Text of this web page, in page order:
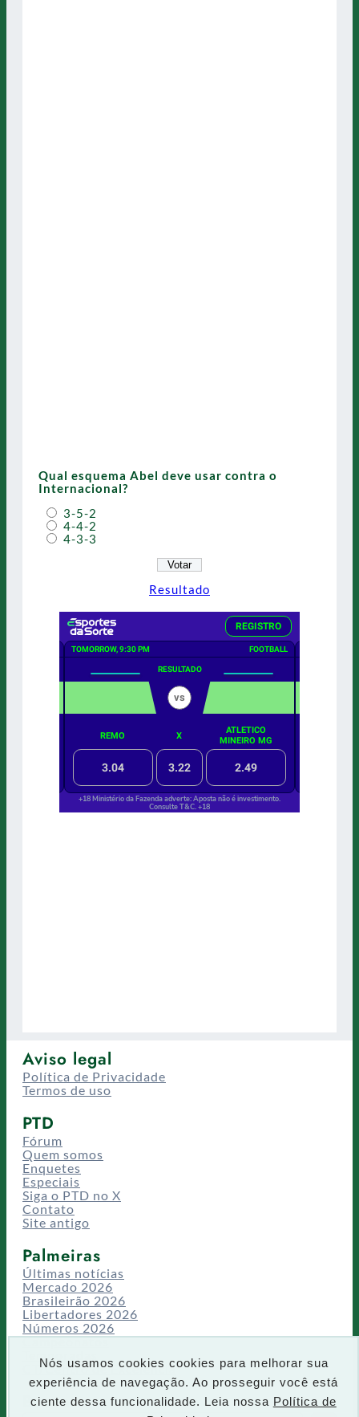
Nós usamos cookies cookies para melhorar sua
experiência de navegação. Ao prosseguir você está
ciente dessa funcionalidade. Leia nossa Política de
Qual esquema Abel deve usar contra o
Internacional?
3-5-2
4-4-2
4-3-3
Resultado
Aviso legal
Política de Privacidade
Termos de uso
PTD
Fórum
Quem somos
Enquetes
Especiais
Siga o PTD no X
Contato
Site antigo
Palmeiras
Últimas notícias
Mercado 2026
Brasileirão 2026
Libertadores 2026
Números 2026
Campeonatos
Temporadas
CT/Centro de Excelência
Busca